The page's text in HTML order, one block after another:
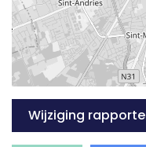
Wijziging